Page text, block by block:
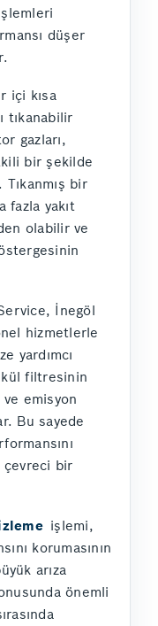
düşer
içi kısa
tıkanabilir
gazları,
bir şekilde
Tıkanmış bir
yakıt
olabilir ve
İnegöl
hizmetlerle
yardımcı
filtresinin
emisyon
Bu sayede
çevreci bir
işlemi,
korumasının
arıza
önemli